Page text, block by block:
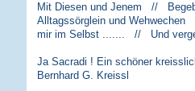
Mit Diesen und Jenem //
Alltagssörglein und
mir im Selbst ....... // Und
Ja Sacradi ! Ein schöner
Bernhard G. Kreissl